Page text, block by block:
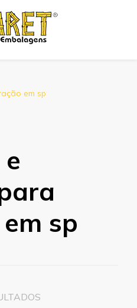
em sp
sp